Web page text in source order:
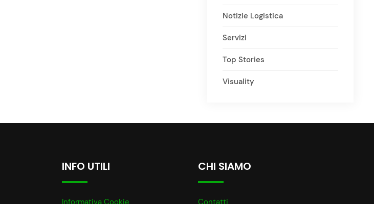
Notizie Logistica
Servizi
Top Stories
Visuality
INFO UTILI
Informativa Cookie
CHI SIAMO
Contatti